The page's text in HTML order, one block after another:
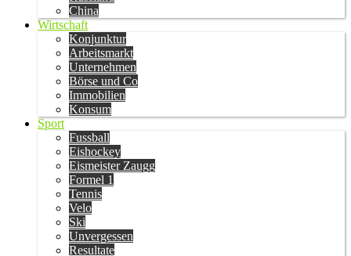
China
Wirtschaft
Konjunktur
Arbeitsmarkt
Unternehmen
Börse und Co
Immobilien
Konsum
Sport
Fussball
Eishockey
Eismeister Zaugg
Formel 1
Tennis
Velo
Ski
Unvergessen
Resultate